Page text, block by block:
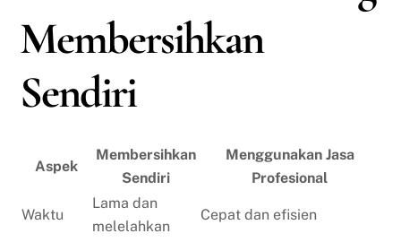
Membersihkan
Sendiri
Aspek
Membersihkan
Sendiri
Menggunakan Jasa
Profesional
Waktu
Lama dan
melelahkan
Cepat dan efisien